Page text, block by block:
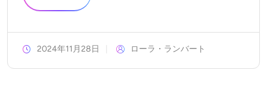
2024年11月28日 ローラ・ランバート